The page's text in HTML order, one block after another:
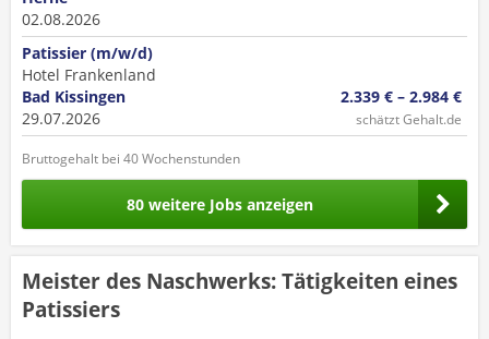
02.08.2026
Patissier (m/w/d)
Hotel Frankenland
Bad Kissingen
29.07.2026
2.339 € – 2.984 €
schätzt Gehalt.de
Bruttogehalt bei 40 Wochenstunden
80 weitere Jobs anzeigen
Meister des Naschwerks: Tätigkeiten eines
Patissiers